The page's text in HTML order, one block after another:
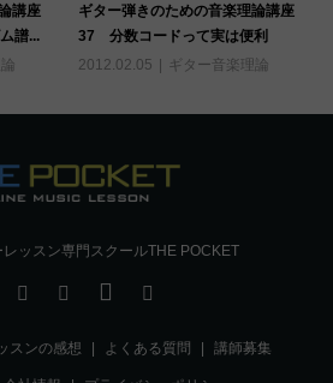
講座
譜...
ギター弾きのための音楽理論講座
37 分数コードって実は便利
2012.02.05
ギター音楽理論
ッスン専門スクールTHE POCKET
スンの感想 よくある質問 講師募集